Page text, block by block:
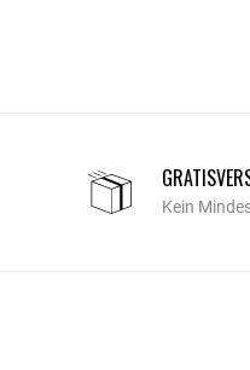
Kein